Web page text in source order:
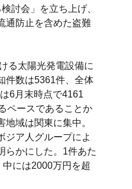
討会」を立ち上げ、
通防止を含めた盗難
る太陽光発電設備に
件数は5361件、全体
6月末時点で4161
ペースであることか
域は関東に集中。
ジア人グループによ
らかにした。1件あた
には2000万円を超